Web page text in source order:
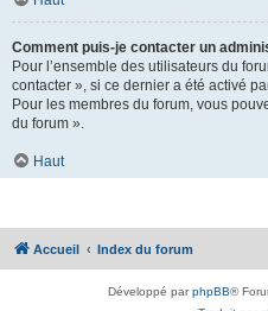
Comment puis-je contacter un
Pour l’ensemble des utilisateurs du
contacter », si ce dernier a été activé
Pour les membres du forum, vous
du forum ».
Haut
Accueil Index du forum
Développé parphpBB®